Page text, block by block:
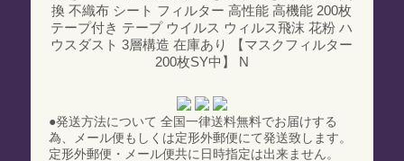
換 不織布 シート フィルター 高性能 高機能 200枚
テープ付き テープ ウイルス ウィルス飛沫 花粉 ハ
ウスダスト 3層構造 在庫あり 【マスクフィルター
200枚SY中】 N
●発送方法について 全国一律送料無料でお届けする
為、メール便もしくは定形外郵便にて発送致します。
定形外郵便・メール便共に日時指定は出来ません。